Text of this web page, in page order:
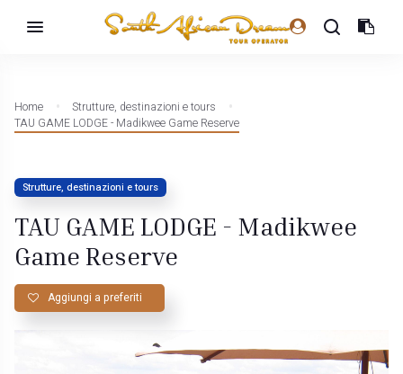
Home
Strutture, destinazioni e tours
TAU GAME LODGE - Madikwee Game Reserve
Strutture, destinazioni e tours
TAU GAME LODGE - Madikwee
Game Reserve
Aggiungi a preferiti